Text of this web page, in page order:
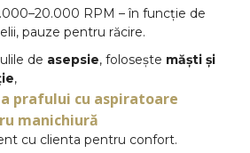
RPM – în funcție de
pauze pentru răcire.
de asepsie, folosește măști și
,
prafului cu aspiratoare
manichiură
cu clienta pentru confort.